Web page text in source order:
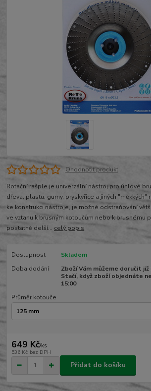
Ohodnotit produkt
Rotační rašple je univerzální nástroj pro úhlové
dřeva, plastu, gumy, pryskyřice a jiných "měkkých"
ke konstrukci nástroje, je možné odstraňování
ve vztahu k brusným kotoučům nebo k brusnému
postatně delší... celý popis
Dostupnost
Skladem
Doba dodání
Zboží Vám můžeme doručit již
Stačí, když zboží objednáte
15:00
Průměr kotouče
649 Kč/ks
536 Kč bez DPH
Přidat do košíku